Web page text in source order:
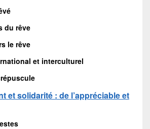
rêve
le rêve
et interculturel
et solidarité : de l’appréciable et